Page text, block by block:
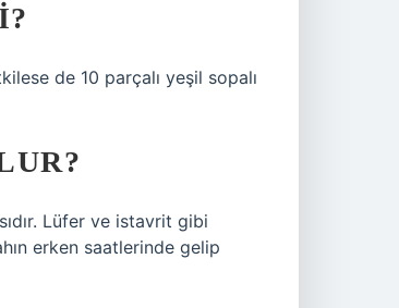
de 10 parçalı yeşil sopalı
Lüfer ve istavrit gibi
erken saatlerinde gelip